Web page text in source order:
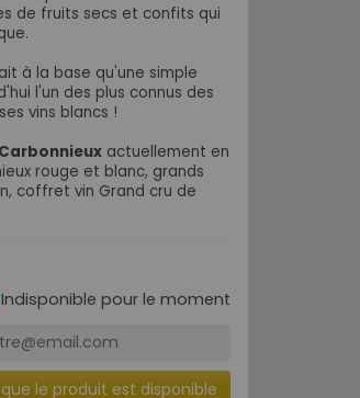
de fruits secs et confits qui
à la base qu'une simple
l'un des plus connus des
vins blancs !
actuellement en
rouge et blanc, grands
coffret vin Grand cru de
Indisponible pour le moment
le produit est disponible